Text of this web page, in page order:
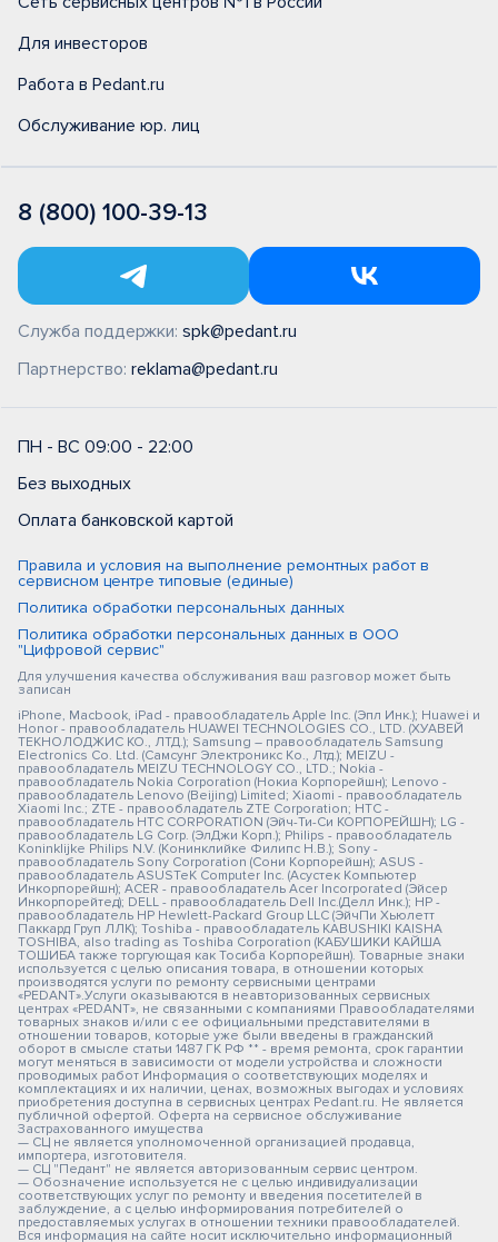
Для инвесторов
Работа в Pedant.ru
Обслуживание юр. лиц
8 (800) 100-39-13
Служба поддержки: spk@pedant.ru
Партнерство: reklama@pedant.ru
ПН - ВС 09:00 - 22:00
Без выходных
Оплата банковской картой
Правила и условия на выполнение ремонтных работ в
сервисном центре типовые (единые)
Политика обработки персональных данных
Политика обработки персональных данных в ООО
"Цифровой сервис"
Для улучшения качества обслуживания ваш разговор может быть
записан
iPhone, Macbook, iPad - правообладатель Apple Inc. (Эпл Инк.); Huawei и
Honor - правообладатель HUAWEI TECHNOLOGIES CO., LTD. (ХУАВЕЙ
ТЕКНОЛОДЖИС КО., ЛТД.); Samsung – правообладатель Samsung
Electronics Co. Ltd. (Самсунг Электроникс Ко., Лтд.); MEIZU -
правообладатель MEIZU TECHNOLOGY CO., LTD.; Nokia -
правообладатель Nokia Corporation (Нокиа Корпорейшн); Lenovo -
правообладатель Lenovo (Beijing) Limited; Xiaomi - правообладатель
Xiaomi Inc.; ZTE - правообладатель ZTE Corporation; HTC -
правообладатель HTC CORPORATION (Эйч-Ти-Си КОРПОРЕЙШН); LG -
правообладатель LG Corp. (ЭлДжи Корп.); Philips - правообладатель
Koninklijke Philips N.V. (Конинклийке Филипс Н.В.); Sony -
правообладатель Sony Corporation (Сони Корпорейшн); ASUS -
правообладатель ASUSTeK Computer Inc. (Асустек Компьютер
Инкорпорейшн); ACER - правообладатель Acer Incorporated (Эйсер
Инкорпорейтед); DELL - правообладатель Dell Inc.(Делл Инк.); HP -
правообладатель HP Hewlett-Packard Group LLC (ЭйчПи Хьюлетт
Паккард Груп ЛЛК); Toshiba - правообладатель KABUSHIKI KAISHA
TOSHIBA, also trading as Toshiba Corporation (КАБУШИКИ КАЙША
ТОШИБА также торгующая как Тосиба Корпорейшн). Товарные знаки
используется с целью описания товара, в отношении которых
производятся услуги по ремонту сервисными центрами
«PEDANT».Услуги оказываются в неавторизованных сервисных
центрах «PEDANT», не связанными с компаниями Правообладателями
товарных знаков и/или с ее официальными представителями в
отношении товаров, которые уже были введены в гражданский
оборот в смысле статьи 1487 ГК РФ ** - время ремонта, срок гарантии
могут меняться в зависимости от модели устройства и сложности
проводимых работ Информация о соответствующих моделях и
комплектациях и их наличии, ценах, возможных выгодах и условиях
приобретения доступна в сервисных центрах Pedant.ru. Не является
публичной офертой. Оферта на сервисное обслуживание
Застрахованного имущества
— СЦ не является уполномоченной организацией продавца,
импортера, изготовителя.
— СЦ "Педант" не является авторизованным сервис центром.
— Обозначение используется не с целью индивидуализации
соответствующих услуг по ремонту и введения посетителей в
заблуждение, а с целью информирования потребителей о
предоставляемых услугах в отношении техники правообладателей.
Вся информация на сайте носит исключительно информационный